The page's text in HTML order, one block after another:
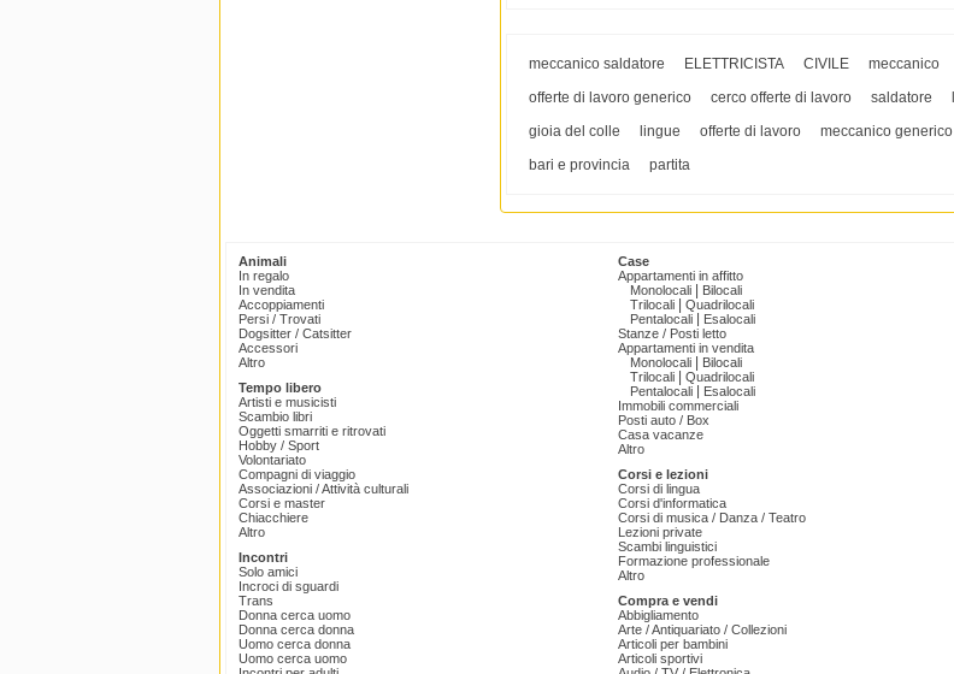
meccanico saldatore ELETTRICISTA CIVILE meccanico
offerte di lavoro generico
cerco offerte di lavoro saldatore
gioia del colle
lingue offerte di lavoro meccanico generico
bari e provincia
partita
Animali
In regalo
In vendita
Accoppiamenti
Persi / Trovati
Dogsitter / Catsitter
Accessori
Altro
Tempo libero
Artisti e musicisti
Scambio libri
Oggetti smarriti e ritrovati
Hobby / Sport
Volontariato
Compagni di viaggio
Associazioni / Attività culturali
Corsi e master
Chiacchiere
Altro
Incontri
Solo amici
Incroci di sguardi
Trans
Donna cerca uomo
Donna cerca donna
Uomo cerca donna
Uomo cerca uomo
Case
Appartamenti in affitto
Monolocali
Bilocali
Trilocali
Quadrilocali
Pentalocali
Esalocali
Stanze / Posti letto
Appartamenti in vendita
Monolocali
Bilocali
Trilocali
Quadrilocali
Pentalocali
Esalocali
Immobili commerciali
Posti auto / Box
Casa vacanze
Altro
Corsi e lezioni
Corsi di lingua
Corsi d'informatica
Corsi di musica / Danza / Teatro
Lezioni private
Scambi linguistici
Formazione professionale
Altro
Compra e vendi
Abbigliamento
Arte / Antiquariato / Collezioni
Articoli per bambini
Articoli sportivi